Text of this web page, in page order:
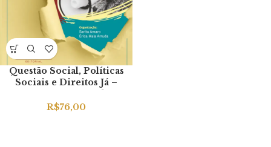
Questão Social, Políticas
Sociais e Direitos Já –
Brasil
R$76,00